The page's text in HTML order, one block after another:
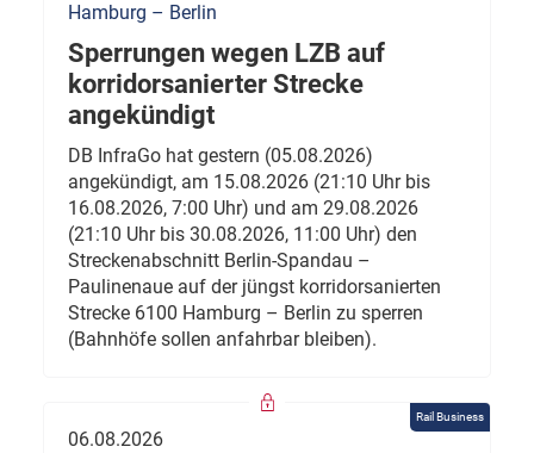
Hamburg – Berlin
Sperrungen wegen LZB auf
korridorsanierter Strecke
angekündigt
DB InfraGo hat gestern (05.08.2026)
angekündigt, am 15.08.2026 (21:10 Uhr bis
16.08.2026, 7:00 Uhr) und am 29.08.2026
(21:10 Uhr bis 30.08.2026, 11:00 Uhr) den
Streckenabschnitt Berlin-Spandau –
Paulinenaue auf der jüngst korridorsanierten
Strecke 6100 Hamburg – Berlin zu sperren
(Bahnhöfe sollen anfahrbar bleiben).
Rail Business
06.08.2026